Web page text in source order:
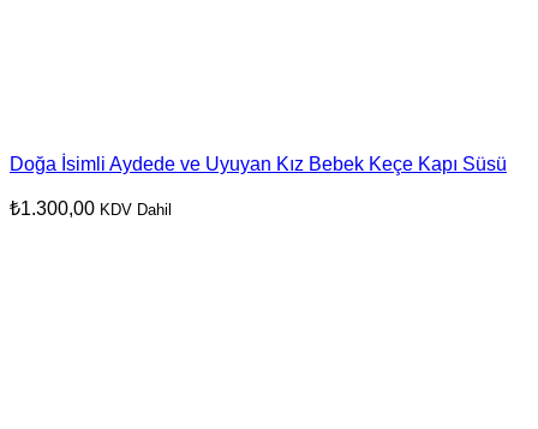
Doğa İsimli Aydede ve Uyuyan Kız Bebek Keçe Kapı Süsü
₺1.300,00 KDV Dahil